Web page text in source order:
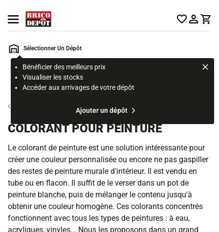
Ouvrir le menu
Sélectionner Un Dépôt
Bénéficier des meilleurs prix
Visualiser les stocks
Accéder aux arrivages de votre dépôt
Ajouter un dépôt
Rechercher
page
Peinture intérieure et préparation des murs
COLORANT POUR PEINTURE
Le colorant de peinture est une solution intéressante pour
créer une couleur personnalisée ou encore ne pas gaspiller
des restes de peinture murale d'intérieur. Il est vendu en
tube ou en flacon. Il suffit de le verser dans un pot de
peinture blanche, puis de mélanger le contenu jusqu'à
obtenir une couleur homogène. Ces colorants concentrés
fonctionnent avec tous les types de peintures : à eau,
acryliques, vinyles... Nous les proposons dans un grand